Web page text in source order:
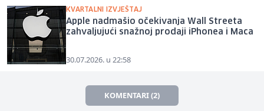
KVARTALNI IZVJEŠTAJ
Apple nadmašio očekivanja Wall Streeta
zahvaljujući snažnoj prodaji iPhonea i Maca
30.07.2026. u 22:58
KOMENTARI (2)